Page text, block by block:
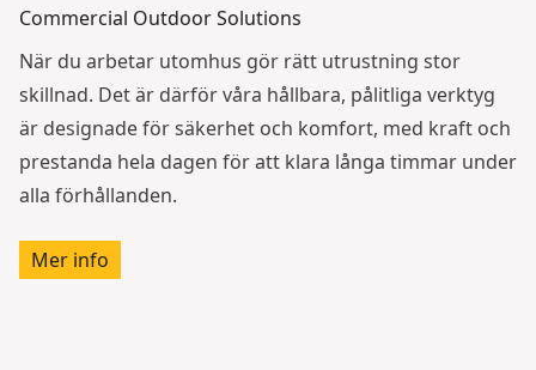
Commercial Outdoor Solutions
När du arbetar utomhus gör rätt utrustning stor
skillnad. Det är därför våra hållbara, pålitliga verktyg
är designade för säkerhet och komfort, med kraft och
prestanda hela dagen för att klara långa timmar under
alla förhållanden.
Mer info